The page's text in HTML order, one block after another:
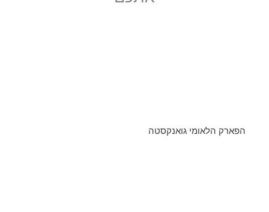
הפארק הלאומי גואנקסטה